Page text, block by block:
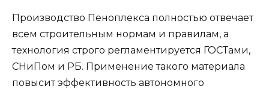
Производство Пеноплекса полностью отвечает
всем строительным нормам и правилам, а
технология строго регламентируется ГОСТами,
СНиПом и РБ. Применение такого материала
повысит эффективность автономного